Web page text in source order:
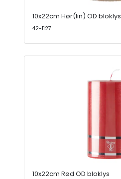
10x22cm Hør(lin) OD bloklys
42-1127
10x22cm Rød OD bloklys